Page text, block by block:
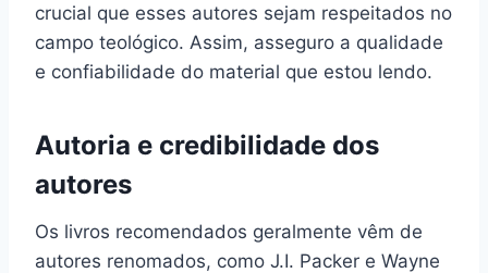
crucial que esses autores sejam respeitados no
campo teológico. Assim, asseguro a qualidade
e confiabilidade do material que estou lendo.
Autoria e credibilidade dos
autores
Os livros recomendados geralmente vêm de
autores renomados, como J.I. Packer e Wayne